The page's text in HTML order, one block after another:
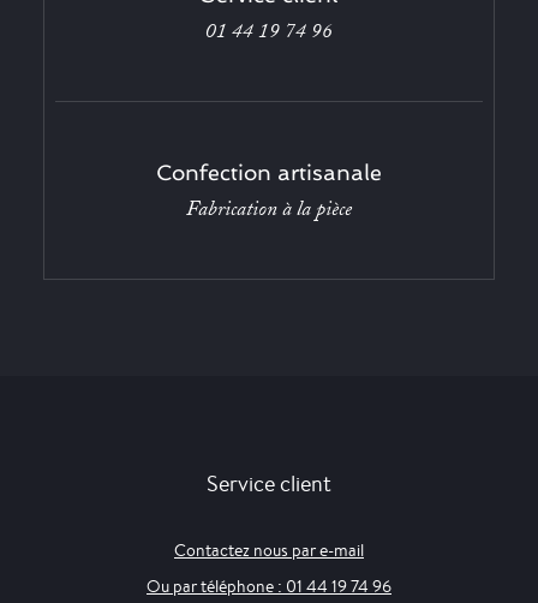
01 44 19 74 96
Confection artisanale
Fabrication à la pièce
Service client
Contactez nous par e-mail
Ou par téléphone : 01 44 19 74 96